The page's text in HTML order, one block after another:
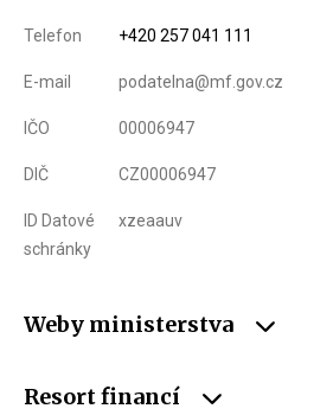
Telefon +420 257 041 111
E-mail podatelna@mf.gov.cz
IČO 00006947
DIČ CZ00006947
ID Datové
schránky
xzeaauv
Weby ministerstva
Resort financí